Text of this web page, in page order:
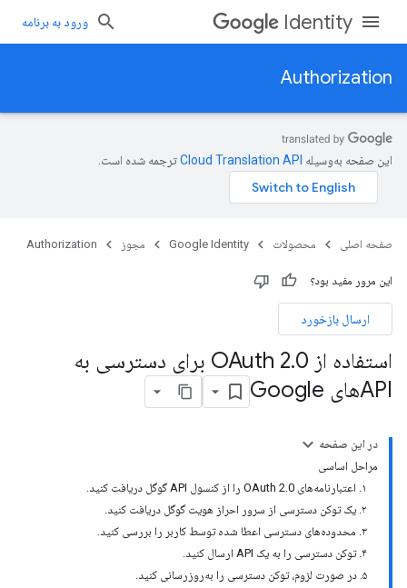
Identity ورود به برنامه
Authorization
این صفحه به‌وسیله ترجمه شده است.
صفحه اصلی محصولات Google Identity مجوز Authorization
این مرور مفید بود؟
ارسال بازخورد
استفاده از OAuth 2 .
0 برای دسترسی به
APIهای Google
در این صفحه
مراحل اساسی
۱. اعتبارنامه‌های OAuth 2.0 را از کنسول API گوگل دریافت کنید.
۲. یک توکن دسترسی از سرور احراز هویت گوگل دریافت کنید.
۳. محدوده‌های دسترسی اعطا شده توسط کاربر را بررسی کنید.
۴. توکن دسترسی را به یک API ارسال کنید.
۵. در صورت لزوم، توکن دسترسی را به‌روزرسانی کنید.